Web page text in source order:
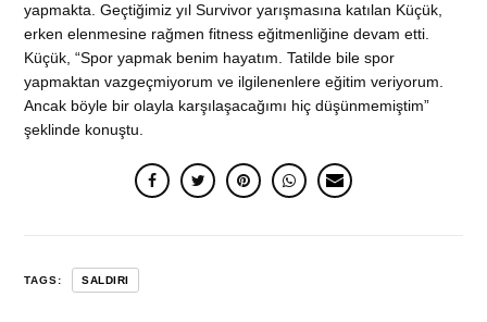
yapmakta. Geçtiğimiz yıl Survivor yarışmasına katılan Küçük,
erken elenmesine rağmen fitness eğitmenliğine devam etti.
Küçük, “Spor yapmak benim hayatım. Tatilde bile spor
yapmaktan vazgeçmiyorum ve ilgilenenlere eğitim veriyorum.
Ancak böyle bir olayla karşılaşacağımı hiç düşünmemiştim”
şeklinde konuştu.
TAGS: SALDIRI